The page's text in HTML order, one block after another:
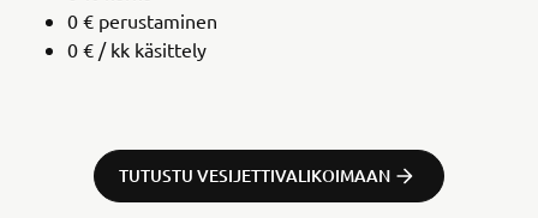
0 € perustaminen
0 € / kk käsittely
TUTUSTU VESIJETTIVALIKOIMAAN